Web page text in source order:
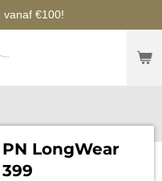
vanaf €100!
PN LongWear
399